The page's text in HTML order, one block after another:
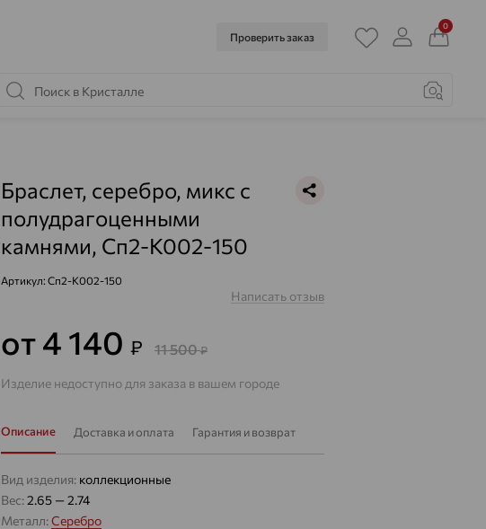
Проверить заказ
0
Браслет, серебро, микс с
полудрагоценными
камнями, Сп2-К002-150
Артикул: Сп2-К002-150
Написать отзыв
от 4 140 ₽ 11 500₽
Изделие недоступно для заказа в вашем городе
Описание Доставка и оплата Гарантия и возврат
Вид изделия: коллекционные
Вес:2.65 — 2.74
Металл:Серебро